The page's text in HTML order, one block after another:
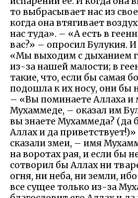
то выбрасывает нас из
когда она втягивает
нас туда». – «А есть в
вас?» – опросил Булукия. И
«Мы выходим с дыханием
из-за нашей малости; в
такие, что, если бы самая
подошла к их носу, они бы
– «Вы поминаете Аллаха и
Мухаммеде, – оказал им
вы знаете Мухаммеда? (да
Аллах и да
сказали змеи, – имя
на воротах рая, и если бы
сотворил бы Аллах ни
огня, ни неба, ни земли,
все сущее только из-за